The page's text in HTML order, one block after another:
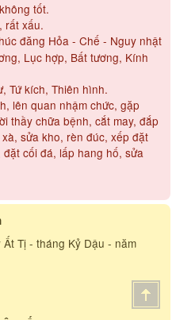
tốt.
rất xấu.
đăng Hỏa - Chế - Nguy nhật
Lục hợp, Bất tương, Kính
Tứ kích, Thiên hình.
lên quan nhậm chức, gặp
thầy chữa bệnh, cắt may, đắp
sửa kho, rèn đúc, xếp đặt
cối đá, lấp hang hố, sửa
Tị - tháng Kỷ Dậu - năm